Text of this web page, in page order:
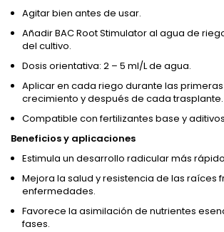
Agitar bien antes de usar.
Añadir BAC Root Stimulator al agua de
del cultivo.
Dosis orientativa: 2 – 5 ml/L de agua.
Aplicar en cada riego durante las
crecimiento y después de cada trasplante.
Compatible con fertilizantes base y aditivos
Beneficios y aplicaciones
Estimula un desarrollo radicular más
Mejora la salud y resistencia de las raíces
enfermedades.
Favorece la asimilación de nutrientes
fases.